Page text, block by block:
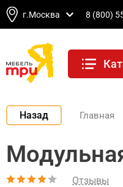
г.Москва 8 (800)
Назад Главная
Отзывы